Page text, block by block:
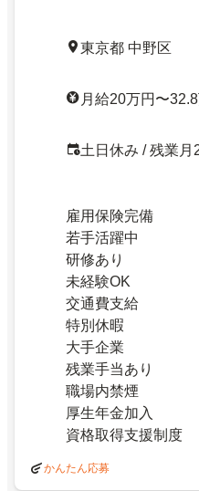
東京都 中野区
月給20万円〜
土日休み / 残業月
雇用保険完備
若手活躍中
研修あり
未経験OK
交通費支給
特別休暇
大手企業
残業手当あり
職場内禁煙
厚生年金加入
資格取得支援制度
かんたん応募